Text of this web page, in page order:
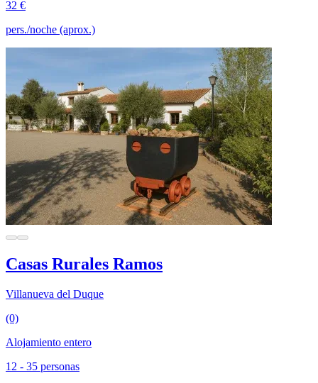
32 €
pers./noche (aprox.)
Casas Rurales Ramos
Villanueva del Duque
(0)
Alojamiento entero
12 - 35 personas